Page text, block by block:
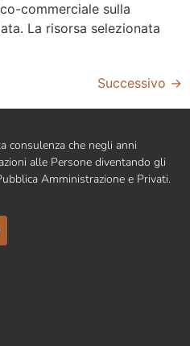
commerciale sulla
La risorsa selezionata
Successivo →
consulenza che negli anni
alle Persone diventando gli
Amministrazione e Privati.